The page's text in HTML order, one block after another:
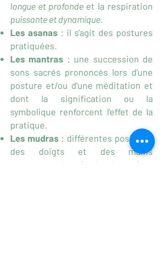
longue et profondeet la respiration
puissante et dynamique. ​
Les asanas : il s'agit des postures
pratiquées.​
Les mantras : une succession de
sons sacrés prononcés lors d'une
posture et/ou d'une méditation et
dont la signification ou la
symbolique renforcent l'effet de la
pratique.​
Les mudras : différentes positions
des doigts et des mains
permettant de stimuler des points